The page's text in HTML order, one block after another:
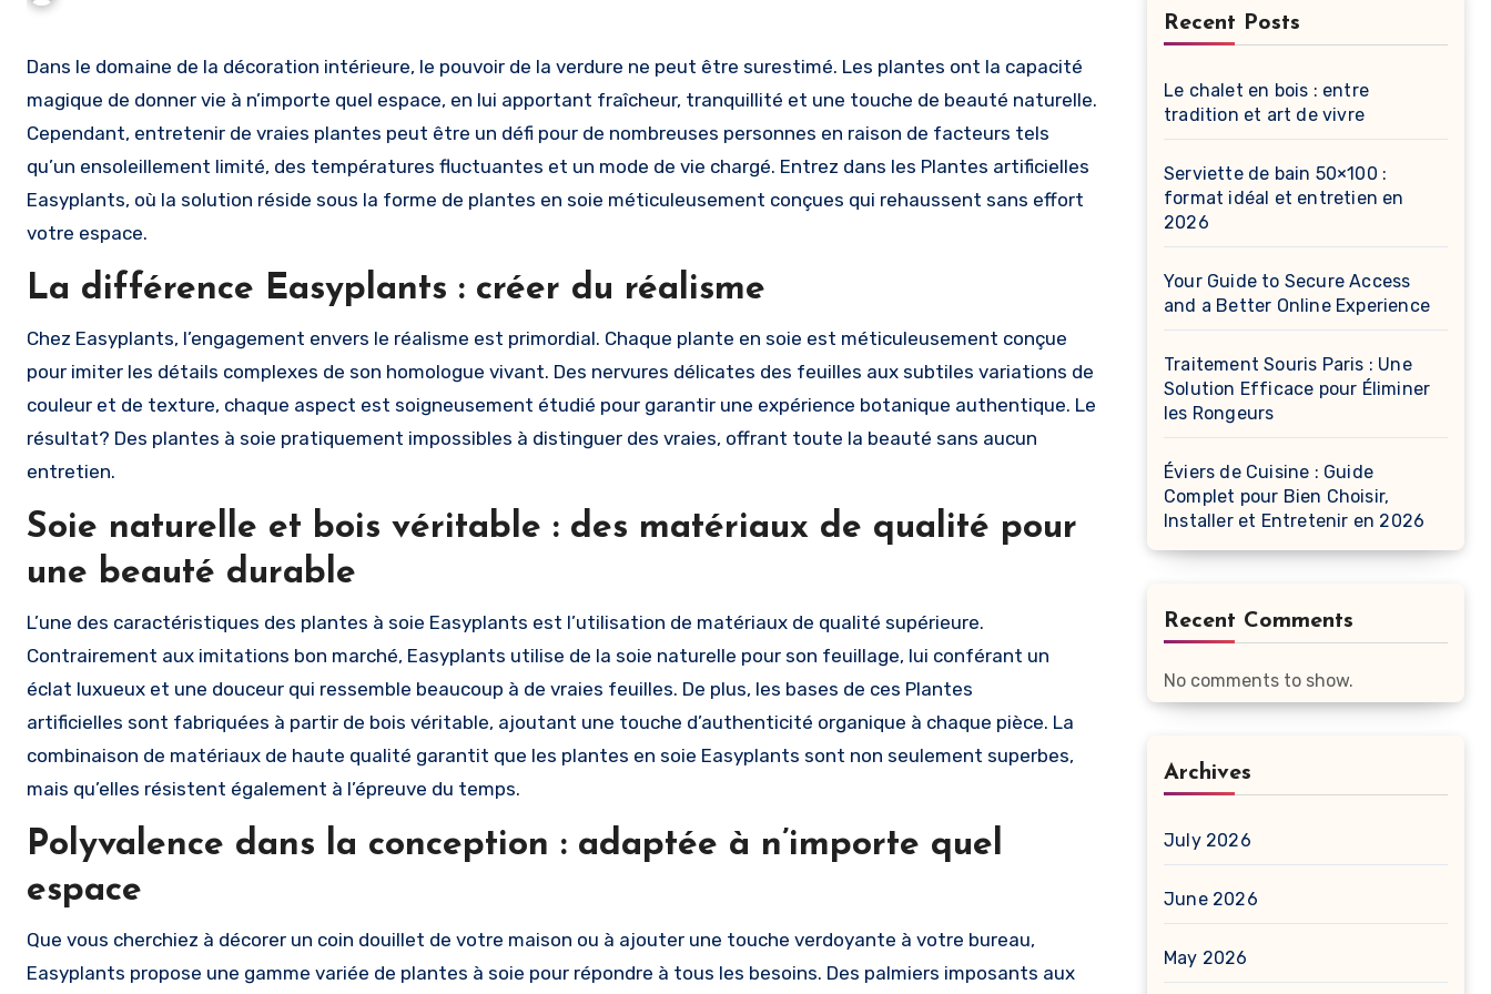
Dans le domaine de la décoration intérieure, le pouvoir de la verdure ne peut être surestimé. Les plantes ont la capacité
magique de donner vie à n’importe quel espace, en lui apportant fraîcheur, tranquillité et une touche de beauté naturelle.
Cependant, entretenir de vraies plantes peut être un défi pour de nombreuses personnes en raison de facteurs tels
qu’un ensoleillement limité, des températures fluctuantes et un mode de vie chargé. Entrez dans les Plantes artificielles
Easyplants, où la solution réside sous la forme de plantes en soie méticuleusement conçues qui rehaussent sans effort
votre espace.
La différence Easyplants : créer du réalisme
Chez Easyplants, l’engagement envers le réalisme est primordial. Chaque plante en soie est méticuleusement conçue
pour imiter les détails complexes de son homologue vivant. Des nervures délicates des feuilles aux subtiles variations de
couleur et de texture, chaque aspect est soigneusement étudié pour garantir une expérience botanique authentique. Le
résultat? Des plantes à soie pratiquement impossibles à distinguer des vraies, offrant toute la beauté sans aucun
entretien.
Soie naturelle et bois véritable : des matériaux de qualité pour
une beauté durable
L’une des caractéristiques des plantes à soie Easyplants est l’utilisation de matériaux de qualité supérieure.
Contrairement aux imitations bon marché, Easyplants utilise de la soie naturelle pour son feuillage, lui conférant un
éclat luxueux et une douceur qui ressemble beaucoup à de vraies feuilles. De plus, les bases de ces Plantes
artificielles sont fabriquées à partir de bois véritable, ajoutant une touche d’authenticité organique à chaque pièce. La
combinaison de matériaux de haute qualité garantit que les plantes en soie Easyplants sont non seulement superbes,
mais qu’elles résistent également à l’épreuve du temps.
Polyvalence dans la conception : adaptée à n’importe quel
espace
Que vous cherchiez à décorer un coin douillet de votre maison ou à ajouter une touche verdoyante à votre bureau,
Easyplants propose une gamme variée de plantes à soie pour répondre à tous les besoins. Des palmiers imposants aux
Recent Posts
Le chalet en bois : entre
tradition et art de vivre
Serviette de bain 50×100 :
format idéal et entretien en
2026
Your Guide to Secure Access
and a Better Online Experience
Traitement Souris Paris : Une
Solution Efficace pour Éliminer
les Rongeurs
Éviers de Cuisine : Guide
Complet pour Bien Choisir,
Installer et Entretenir en 2026
Recent Comments
No comments to show.
Archives
July 2026
June 2026
May 2026